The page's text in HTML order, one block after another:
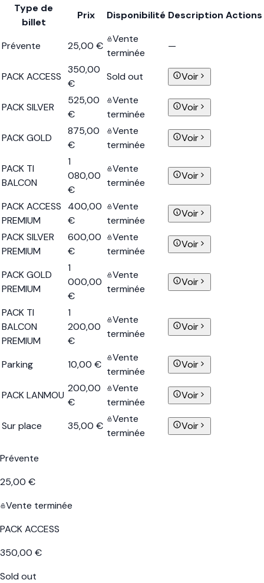
Type de
billet
Prix Disponibilité Description Actions
Prévente 25,00 €
Vente
terminée
—
PACK ACCESS
350,00
€
Sold out Voir
PACK SILVER
525,00
€
Vente
terminée
Voir
PACK GOLD
875,00
€
Vente
terminée
Voir
PACK TI
BALCON
1
080,00
€
Vente
terminée
Voir
PACK ACCESS
PREMIUM
400,00
€
Vente
terminée
Voir
PACK SILVER
PREMIUM
600,00
€
Vente
terminée
Voir
PACK GOLD
PREMIUM
1
000,00
€
Vente
terminée
Voir
PACK TI
BALCON
PREMIUM
1
200,00
€
Vente
terminée
Voir
Parking 10,00 €
Vente
terminée
Voir
PACK LANMOU
200,00
€
Vente
terminée
Voir
Sur place 35,00 €
Vente
terminée
Voir
Prévente
25,00 €
Vente terminée
PACK ACCESS
350,00 €
Sold out